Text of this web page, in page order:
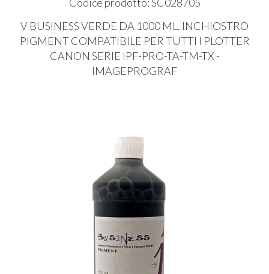
V BUSINESSVERDE DA 1000 ML. INCHIOSTRO
PIGMENT COMPATIBILE PER TUTTI I PLOTTER
CANON SERIE IPF-PRO-TA-TM-TX -
IMAGEPROGRAF